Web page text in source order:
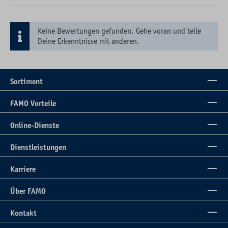
Keine Bewertungen gefunden. Gehe voran und teile
Deine Erkenntnisse mit anderen.
Sortiment
FAMO Vorteile
Online-Dienste
Dienstleistungen
Karriere
Über FAMO
Kontakt